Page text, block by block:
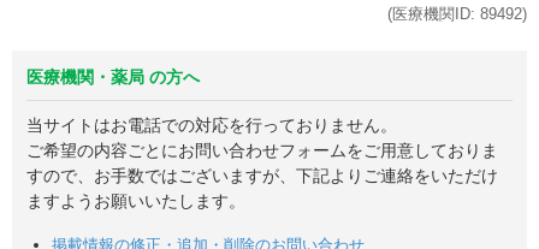
(医療機関ID: 89492)
医療機関・薬局 の方へ
当サイトはお電話での対応を行っておりません。
ご希望の内容ごとにお問い合わせフォームをご用意しておりま
すので、お手数ではございますが、下記よりご連絡をいただけ
ますようお願いいたします。
掲載情報の修正・追加・削除のお問い合わせ